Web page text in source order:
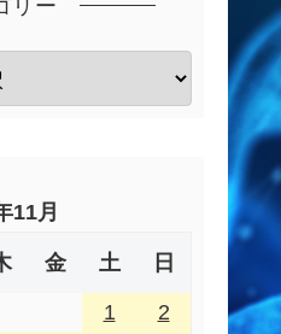
11月
金 土 日
1
2